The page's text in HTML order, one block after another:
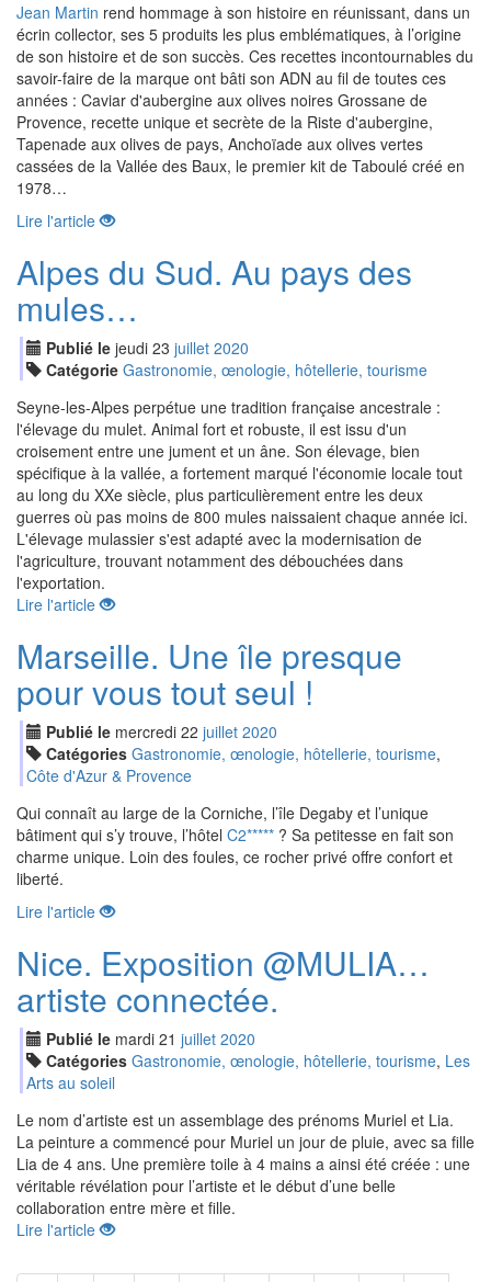
Jean Martin rend hommage à son histoire en réunissant, dans un
écrin collector, ses 5 produits les plus emblématiques, à l’origine
de son histoire et de son succès. Ces recettes incontournables du
savoir-faire de la marque ont bâti son ADN au fil de toutes ces
années : Caviar d'aubergine aux olives noires Grossane de
Provence, recette unique et secrète de la Riste d'aubergine,
Tapenade aux olives de pays, Anchoïade aux olives vertes
cassées de la Vallée des Baux, le premier kit de Taboulé créé en
1978…
Lire l'article
Alpes du Sud. Au pays des
mules…
Publié le jeudi 23 juillet 2020
Catégorie Gastronomie, œnologie, hôtellerie, tourisme
Seyne-les-Alpes perpétue une tradition française ancestrale :
l'élevage du mulet. Animal fort et robuste, il est issu d'un
croisement entre une jument et un âne. Son élevage, bien
spécifique à la vallée, a fortement marqué l'économie locale tout
au long du XXe siècle, plus particulièrement entre les deux
guerres où pas moins de 800 mules naissaient chaque année ici.
L'élevage mulassier s'est adapté avec la modernisation de
l'agriculture, trouvant notamment des débouchées dans
l'exportation.
Lire l'article
Marseille. Une île presque
pour vous tout seul !
Publié le mercredi 22 juillet 2020
Catégories Gastronomie, œnologie, hôtellerie, tourisme,
Côte d'Azur & Provence
Qui connaît au large de la Corniche, l’île Degaby et l’unique
bâtiment qui s’y trouve, l’hôtel C2***** ? Sa petitesse en fait son
charme unique. Loin des foules, ce rocher privé offre confort et
liberté.
Lire l'article
Nice. Exposition @MULIA…
artiste connectée.
Publié le mardi 21 juillet 2020
Catégories Gastronomie, œnologie, hôtellerie, tourisme, Les
Arts au soleil
Le nom d’artiste est un assemblage des prénoms Muriel et Lia.
La peinture a commencé pour Muriel un jour de pluie, avec sa fille
Lia de 4 ans. Une première toile à 4 mains a ainsi été créée : une
véritable révélation pour l’artiste et le début d’une belle
collaboration entre mère et fille.
Lire l'article